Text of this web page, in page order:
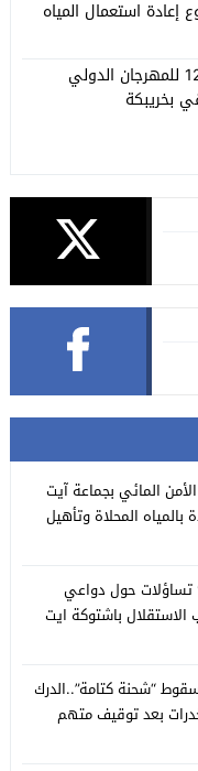
إعادة استعمال المياه
إلغاء الدورة 12 للمهرجان الدولي
بخريبكة
المائي بجماعة آيت
المحلاة وتأهيل
تساؤلات حول دواعي
باشتوكة ايت
“شحنة كتامة”..الدرك
بعد توقيف متهم